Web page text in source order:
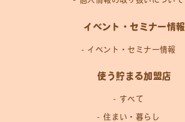
イベント・セミナー情報
イベント・セミナー情報
使う貯まる加盟店
すべて
住まい・暮らし